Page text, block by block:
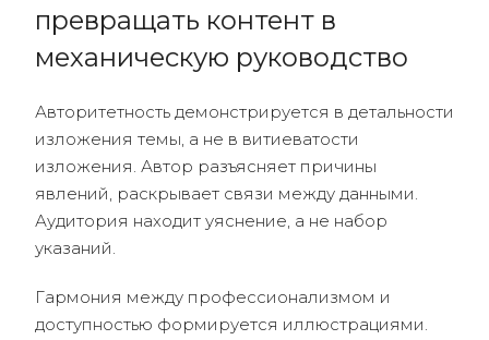
превращать контент в
механическую руководство
Авторитетность демонстрируется в детальности
изложения темы, а не в витиеватости
изложения. Автор разъясняет причины
явлений, раскрывает связи между данными.
Аудитория находит уяснение, а не набор
указаний.
Гармония между профессионализмом и
доступностью формируется иллюстрациями.